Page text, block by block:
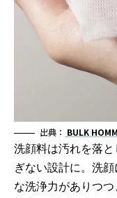
出典： BULK
洗顔料は汚れを落
ぎない設計に。洗
な洗浄力がありつ